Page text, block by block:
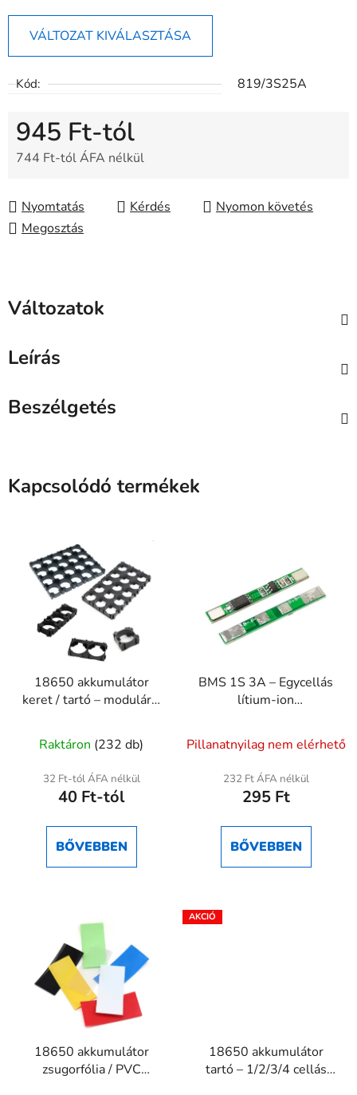
VÁLTOZAT KIVÁLASZTÁSA
Kód: 819/3S25A
945 Ft-tól
744 Ft-tól ÁFA nélkül
Nyomtatás
Kérdés
Nyomon követés
Megosztás
Változatok
Leírás
Beszélgetés
Kapcsolódó termékek
18650 akkumulátor
keret / tartó – moduláris
akkupakkhoz
termék
átlagos
értékelése
ből
Raktáron (232 db)
32 Ft-tól ÁFA nélkül
40 Ft-tól
BŐVEBBEN
BMS 1S 3A – Egycellás
lítium-ion
Pillanatnyilag nem elérhető
232 Ft ÁFA nélkül
295 Ft
BŐVEBBEN
18650 akkumulátor
zsugorfólia / PVC
18650 akkumulátor
tartó – 1/2/3/4 cellás